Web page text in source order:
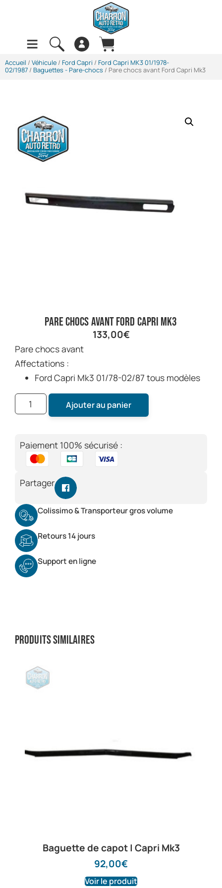
Accueil / Véhicule / Ford Capri / Ford Capri MK3 01/1978-
02/1987 / Baguettes - Pare-chocs / Pare chocs avant Ford Capri Mk3
Pare chocs avant Ford Capri Mk3
133,00€
Pare chocs avant
Affectations :
Ford Capri Mk3 01/78-02/87 tous modèles
Ajouter au panier
Paiement 100% sécurisé :
Partager
Colissimo & Transporteur gros volume
Retours 14 jours
Support en ligne
Produits similaires
Baguette de capot | Capri Mk3
92,00€
Voir le produit